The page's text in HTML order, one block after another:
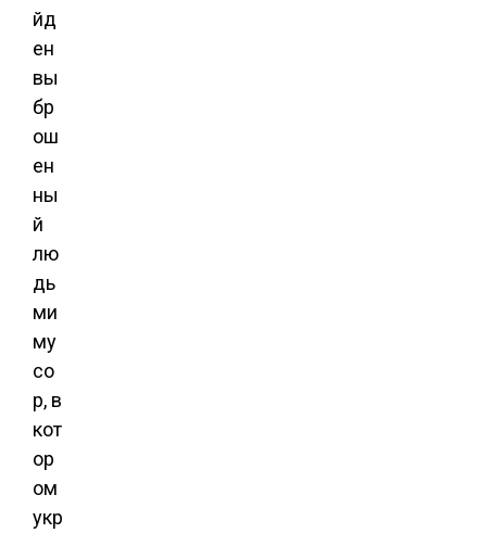
йд
ен
вы
бр
ош
ен
ны
й
лю
дь
ми
му
со
р, в
кот
ор
ом
укр